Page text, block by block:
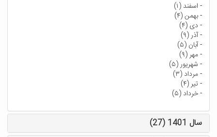
- اسفند (۱)
-بهمن (۴)
- دی (۴)
-آذر (۹)
-آبان (۵)
-مهر (۹)
- شهریور (۵)
-مرداد (۳)
-تیر (۴)
-خرداد (۵)
سال 1401 (27)